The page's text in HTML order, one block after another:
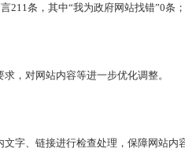
211条，其中“我为政府网站找错”0条
，对网站内容等进一步优化调整。
字、链接进行检查处理，保障网站